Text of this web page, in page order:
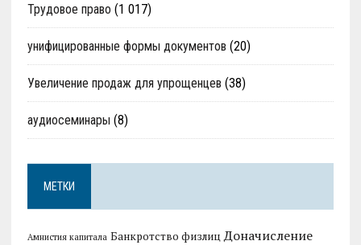
Трудовое право (1 017)
унифицированные формы документов (20)
Увеличение продаж для упрощенцев (38)
аудиосеминары (8)
МЕТКИ
Амнистия капитала Банкротство физлиц Доначисление